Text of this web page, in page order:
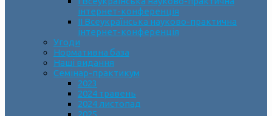
інтернет-конференція
ІІ Всеукраїнська науково-практична
інтернет-конференція
Угоди
Нормативна база
Наші видання
Семінар-практикум
2023
2024 травень
2024 листопад
2025